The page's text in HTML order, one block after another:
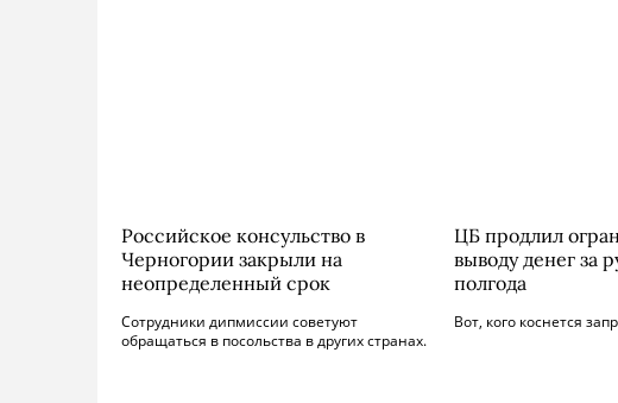
Российское консульство в
Черногории закрыли на
неопределенный срок
Сотрудники дипмиссии советуют
обращаться в посольства в других странах.
ЦБ продлил
выводу денег за
полгода
Вот, кого коснется